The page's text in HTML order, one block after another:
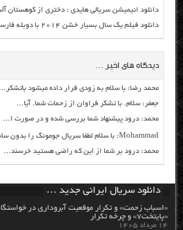
دانلود انیمیشن سریالی هایدی : دختری از کوهستان
دانلود فیلم یک سال بسیار خشن ۲۰۱۴ با دوبله فارسی
دیدگاه های اخیر …
محمد رضا: با سلام به زودی قرار داده میشود باتشکر...
جعفر: سلام. با تشکر فراوان از زحمات شما. آیا...
محمد: درود پیشنهاد شما بررسی شده و در صورت ا...
Mohammad: با سلام لطفا سریال جومونگ را بدون سانس...
محمد: درود بر شما از این که راضی هستید خرسند...
دانلود سریال ایرانی جدید …
«اسباب زحمت» و تکرار موقعیت آبروداری در
«پایتخت۷» و چرخه تکرار
۱۴ مرداد ۱۴۰۵